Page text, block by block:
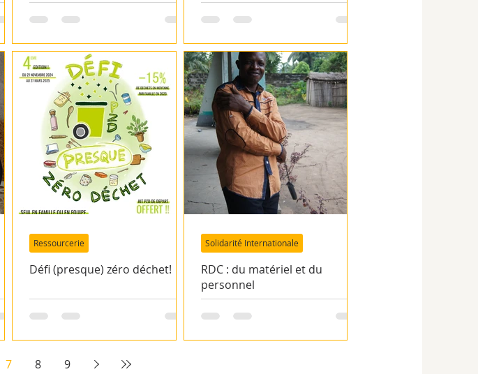
Défi (presque) zéro déchet!
Ressourcerie
RDC : du matériel et du
personnel
Solidarité Internationale
7 8 9